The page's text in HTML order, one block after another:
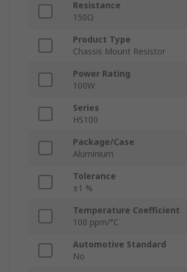
Resistance
150Ω
Product Type
Chassis Mount Resistor
Power Rating
100W
Series
HS100
Package/Case
Aluminium
Tolerance
±1 %
Temperature Coefficient
100 ppm/°C
Automotive Standard
No